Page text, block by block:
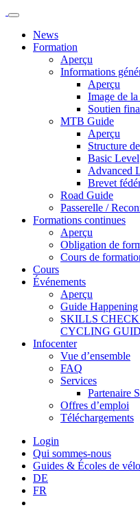
News
Formation
Aperçu
Informations
Aperçu
Image de
Soutien
MTB Guide
Aperçu
Structure
Basic Level
Advanced
Brevet
Road Guide
Passerelle /
Formations continues
Aperçu
Obligation de
Cours de
Cours
Événements
Aperçu
Guide Happening
SKILLS
CYCLING
Infocenter
Vue d’ensemble
FAQ
Services
Partenaire
Offres d’emploi
Téléchargements
Login
Qui sommes-nous
Guides & Écoles de vélo
DE
FR